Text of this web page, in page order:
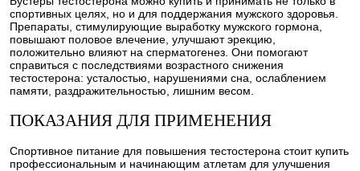
спортивных целях, но и для поддержания мужского здоровья.
Препараты, стимулирующие выработку мужского гормона,
повышают половое влечение, улучшают эрекцию,
положительно влияют на сперматогенез. Они помогают
справиться с последствиями возрастного снижения
тестостерона: усталостью, нарушениями сна, ослаблением
памяти, раздражительностью, лишним весом.
ПОКАЗАНИЯ ДЛЯ ПРИМЕНЕНИЯ
Спортивное питание для повышения тестостерона стоит купить
профессиональным и начинающим атлетам для улучшения